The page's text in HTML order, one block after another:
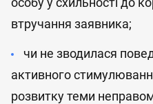
втручання заявника;
чи не зводилася
активного
розвитку теми